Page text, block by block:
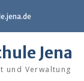
Jena
und Verwaltung